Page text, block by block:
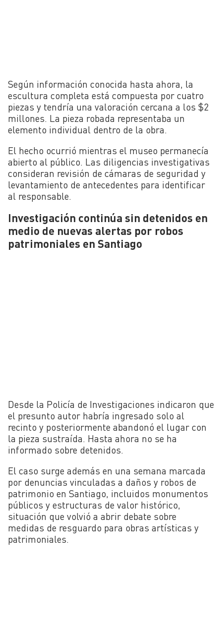
Según información conocida hasta ahora, la
escultura completa está compuesta por cuatro
piezas y tendría una valoración cercana a los $2
millones. La pieza robada representaba un
elemento individual dentro de la obra.
El hecho ocurrió mientras el museo permanecía
abierto al público. Las diligencias investigativas
consideran revisión de cámaras de seguridad y
levantamiento de antecedentes para identificar
al responsable.
Investigación continúa sin detenidos en
medio de nuevas alertas por robos
patrimoniales en Santiago
Desde la Policía de Investigaciones indicaron que
el presunto autor habría ingresado solo al
recinto y posteriormente abandonó el lugar con
la pieza sustraída. Hasta ahora no se ha
informado sobre detenidos.
El caso surge además en una semana marcada
por denuncias vinculadas a daños y robos de
patrimonio en Santiago, incluidos monumentos
públicos y estructuras de valor histórico,
situación que volvió a abrir debate sobre
medidas de resguardo para obras artísticas y
patrimoniales.